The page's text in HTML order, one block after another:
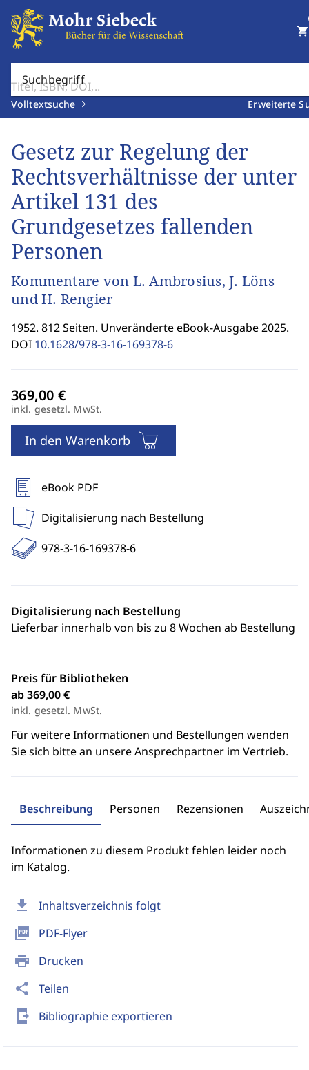
Suchbegriff
Volltextsuche Erweiterte
shopping_cart
download Inhaltsverzeichnis folgt
picture_as_pdf PDF-Flyer
print Drucken
share Teilen
send_to_mobile Bibliographie exportieren
Gesetz zur Regelung der
Rechtsverhältnisse der unter
Artikel 131 des
Grundgesetzes fallenden
Personen
Kommentare von L. Ambrosius, J. Löns
und H. Rengier
1952. 812 Seiten. Unveränderte eBook-Ausgabe 2025.
DOI 10.1628/978-3-16-169378-6
inkl. gesetzl. MwSt.
In den Warenkorb
eBook PDF
Digitalisierung nach Bestellung
978-3-16-169378-6
Digitalisierung nach Bestellung
Lieferbar innerhalb von bis zu 8 Wochen ab Bestellung
Preis für Bibliotheken
ab 369,00 €
inkl. gesetzl. MwSt.
Für weitere Informationen und Bestellungen wenden
Sie sich bitte an unsere Ansprechpartner im Vertrieb.
Beschreibung Personen Rezensionen
Informationen zu diesem Produkt fehlen leider noch
im Katalog.